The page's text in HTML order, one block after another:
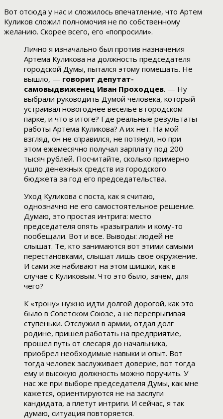
Вот отсюда у нас и сложилось впечатление, что Артем
Куликов сложил полномочия не по собственному
желанию. Скорее всего, его «попросили».
Лично я изначально был против назначения
Артема Куликова на должность председателя
городской Думы, пытался этому помешать. Не
вышло, — говорит депутат-
самовыдвиженец Иван Проходцев. — Ну
выбрали руководить Думой человека, который
устраивал новогоднее веселье в городском
парке, и что в итоге? Где реальные результаты
работы Артема Куликова? А их нет. На мой
взгляд, он не справился, не потянул, но при
этом ежемесячно получал зарплату под 200
тысяч рублей. Посчитайте, сколько примерно
ушло денежных средств из городского
бюджета за год его председательства.
Уход Куликова с поста, как я считаю,
однозначно не его самостоятельное решение.
Думаю, это простая интрига: место
председателя опять «разыграли» и кому-то
пообещали. Вот и все. Выводы: людей не
слышат. Те, кто занимаются вот этими самыми
перестановками, слышат лишь свое окружение.
И сами же набивают на этом шишки, как в
случае с Куликовым. Что это было, зачем, для
чего?
К «трону» нужно идти долгой дорогой, как это
было в Советском Союзе, а не перепрыгивая
ступеньки. Отслужил в армии, отдал долг
родине, пришел работать на предприятие,
прошел путь от слесаря до начальника,
приобрел необходимые навыки и опыт. Вот
тогда человек заслуживает доверие, вот тогда
ему и высокую должность можно поручить. У
нас же при выборе председателя Думы, как мне
кажется, ориентируются не на заслуги
кандидата, а плетут интриги. И сейчас, я так
думаю, ситуация повторяется.